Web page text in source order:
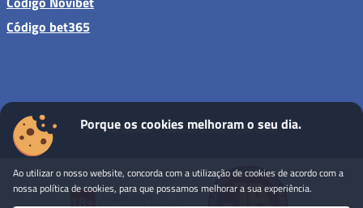
Código bet365
Sites de apostas - Todos os direitos reservados
Porque os cookies melhoram o seu dia.
Ao utilizar o nosso website, concorda com a utilização de cookies de acordo com a
nossa política de cookies, para que possamos melhorar a sua experiência.